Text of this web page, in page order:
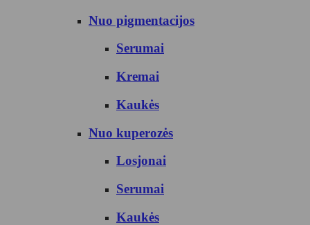
Nuo pigmentacijos
Serumai
Kremai
Kaukės
Nuo kuperozės
Losjonai
Serumai
Kaukės